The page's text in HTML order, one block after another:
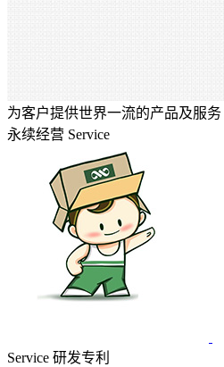
为客户提供世界一流的产品及服务
永续经营 Service
Service 研发专利